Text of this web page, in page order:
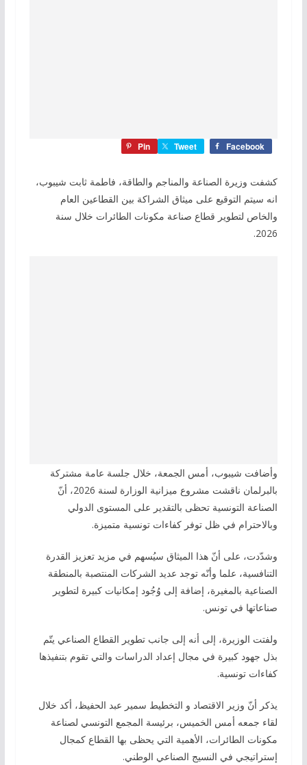
Facebook
Tweet
Pin
كشفت وزيرة الصناعة والمناجم والطاقة، فاطمة ثابت شيبوب،
انه سيتم التوقيع على ميثاق الشراكة بين القطاعين العام
والخاص لتطوير قطاع صناعة مكونات الطائرات خلال سنة
2026.
وأضافت شيبوب، أمس الجمعة، خلال جلسة عامة مشتركة
بالبرلمان ناقشت مشروع ميزانية الوزارة لسنة 2026، أنّ
الصناعة التونسية تحظى بالتقدير على المستوى الدولي
وبالاحترام في ظل توفر كفاءات تونسية متميزة.
وشدّدت، على أنّ هذا الميثاق سيُسهم في مزيد تعزيز القدرة
التنافسية، علما وأنّه توجد عديد الشركات المنتصبة بالمنطقة
الصناعية بالمغيرة، إضافة إلى وُجُود إمكانيات كبيرة لتطوير
صناعاتها في تونس.
ولفتت الوزيرة، إلى أنه إلى جانب تطوير القطاع الصناعي يتّم
بذل جهود كبيرة في مجال إعداد الدراسات والتي تقوم بتنفيذها
كفاءات تونسية.
يذكر أنّ وزير الاقتصاد و التخطيط سمير عبد الحفيظ، أكد خلال
لقاء جمعه أمس الخميس، برئيسة المجمع التونسي لصناعة
مكونات الطائرات، الأهمية التي يحظى بها القطاع كمجال
إستراتيجي في النسيج الصناعي الوطني.